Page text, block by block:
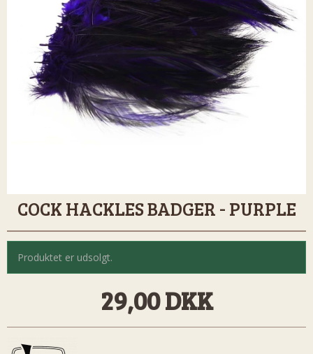
COCK HACKLES BADGER - PURPLE
Produktet er udsolgt.
29,00 DKK